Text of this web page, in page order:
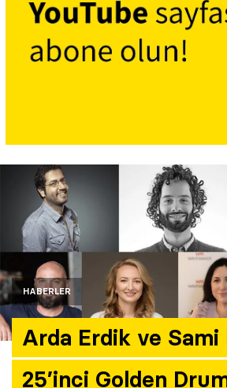
HABERLER
Arda Erdik ve Sami
25’inci Golden
Etkinlikler
Araştırma